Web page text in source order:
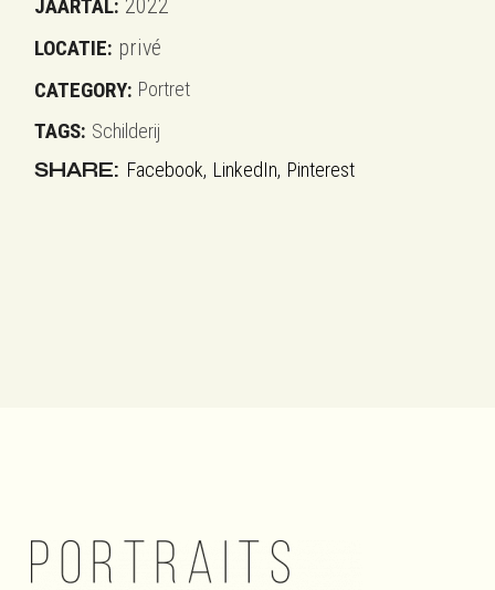
JAARTAL: 2022
LOCATIE: privé
CATEGORY: Portret
TAGS: Schilderij
SHARE: Facebook LinkedIn Pinterest